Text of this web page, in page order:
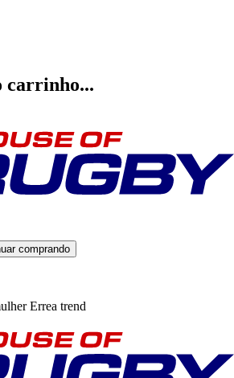
carrinho...
comprando
Errea trend